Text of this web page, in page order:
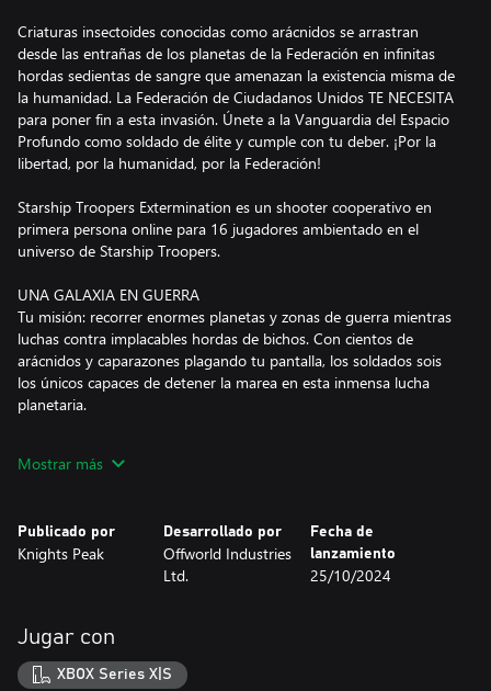
Criaturas insectoides conocidas como arácnidos se arrastran
desde las entrañas de los planetas de la Federación en infinitas
hordas sedientas de sangre que amenazan la existencia misma de
la humanidad. La Federación de Ciudadanos Unidos TE NECESITA
para poner fin a esta invasión. Únete a la Vanguardia del Espacio
Profundo como soldado de élite y cumple con tu deber. ¡Por la
libertad, por la humanidad, por la Federación!
Starship Troopers Extermination es un shooter cooperativo en
primera persona online para 16 jugadores ambientado en el
universo de Starship Troopers.
UNA GALAXIA EN GUERRA
Tu misión: recorrer enormes planetas y zonas de guerra mientras
luchas contra implacables hordas de bichos. Con cientos de
arácnidos y caparazones plagando tu pantalla, los soldados sois
los únicos capaces de detener la marea en esta inmensa lucha
planetaria.
Recibe órdenes del legendario general Johnny Rico (doblado por
completa para 16 jugadores y detened juntos las incursiones de
los bichos por toda la galaxia. El campo de batalla se amplía en el
Frente Galáctico, donde puedes unirte a una compañía, luchar
BIENVENIDOS A LA NUEVA VANGUARDIA
Mostrar más
Publicado por
Knights Peak
Desarrollado por
Offworld Industries
Ltd.
Fecha de
lanzamiento
25/10/2024
Jugar con
XBOX Series X|S